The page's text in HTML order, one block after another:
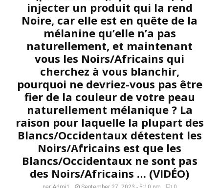
injecter un produit qui la rend
Noire, car elle est en quête de la
mélanine qu’elle n’a pas
naturellement, et maintenant
vous les Noirs/Africains qui
cherchez à vous blanchir,
pourquoi ne devriez-vous pas être
fier de la couleur de votre peau
naturellement mélanique ? La
raison pour laquelle la plupart des
Blancs/Occidentaux détestent les
Noirs/Africains est que les
Blancs/Occidentaux ne sont pas
des Noirs/Africains … (VIDÉO)